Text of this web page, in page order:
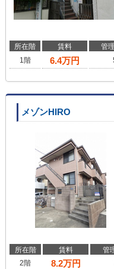
所在階 賃料 管
1階
6.4万円
メゾンHIRO
所在階 賃料 管
2階
8.2万円